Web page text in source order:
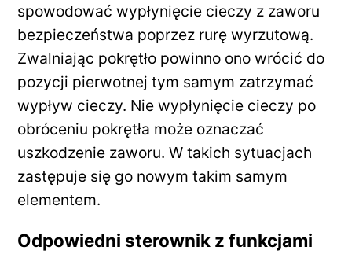
spowodować wypłynięcie cieczy z zaworu
bezpieczeństwa poprzez rurę wyrzutową.
Zwalniając pokrętło powinno ono wrócić do
pozycji pierwotnej tym samym zatrzymać
wypływ cieczy. Nie wypłynięcie cieczy po
obróceniu pokrętła może oznaczać
uszkodzenie zaworu. W takich sytuacjach
zastępuje się go nowym takim samym
elementem.
Odpowiedni sterownik z funkcjami